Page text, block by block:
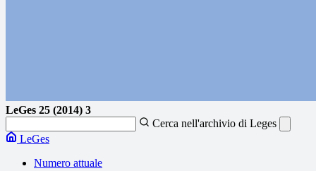
LeGes 25 (2014) 3
Cerca nell'archivio di Leges
LeGes
Numero attuale